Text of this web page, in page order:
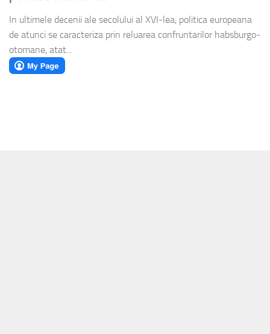
In ultimele decenii ale secolului al XVI-lea, politica europeana
de atunci se caracteriza prin reluarea confruntarilor habsburgo-
otomane, atat...